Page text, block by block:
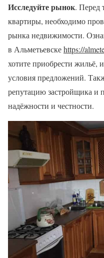
Исследуйте рынок. Перед
квартиры, необходимо
рынка недвижимости.
в Альметьевскеhttps://
хотите приобрести жильё,
условия предложений.
репутацию застройщика и
надёжности и честности.